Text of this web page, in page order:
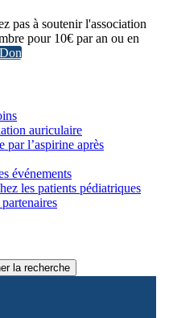
pas à soutenir l'association
pour 10€ par an ou en
auriculaire
par l’aspirine après
événements
les patients pédiatriques
la recherche